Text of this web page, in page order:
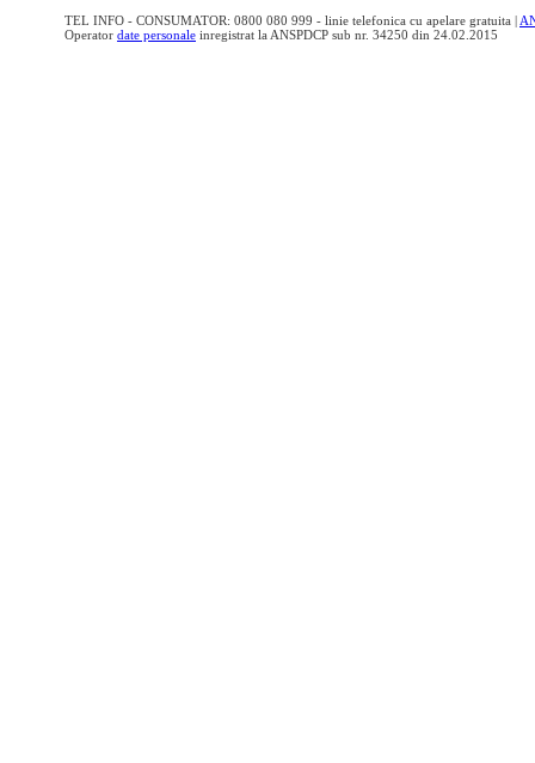
TEL INFO - CONSUMATOR: 0800 080 999 - linie telefonica cu apelare gratuita |
Operator date personale inregistrat la ANSPDCP sub nr. 34250 din 24.02.2015